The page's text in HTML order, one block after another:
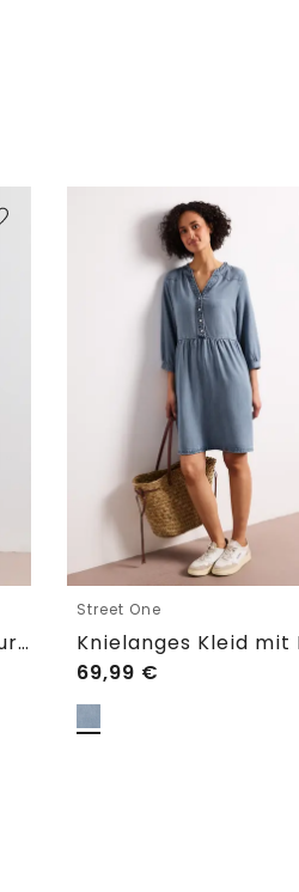
Knielanges Kleid mit Kurzarm und Print
Street One
69,99 €